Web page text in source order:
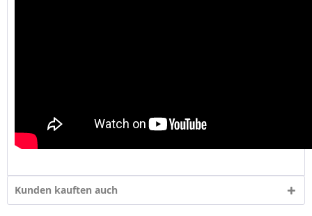
Kunden kauften auch